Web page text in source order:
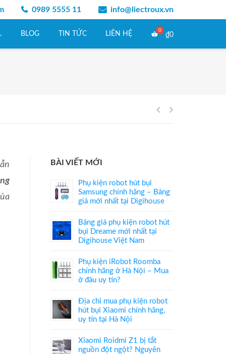
0989 5555 11 info@liectroux.vn
BLOG TIN TỨC LIÊN HỆ ₫0
Điều
viết
BÀI VIẾT MỚI
Phụ kiện robot hút bụi
Samsung chính hãng – Bảng
giá mới nhất tại Digihouse
Bảng giá phụ kiện robot hút
bụi Dreame mới nhất tại
Digihouse Việt Nam
Phụ kiện iRobot Roomba
chính hãng ở Hà Nội – Mua
ở đâu uy tín?
Địa chỉ mua phụ kiện robot
hút bụi Xiaomi chính hãng,
uy tín tại Hà Nội
Xiaomi Roidmi Z1 bị tắt
nguồn đột ngột? Nguyên